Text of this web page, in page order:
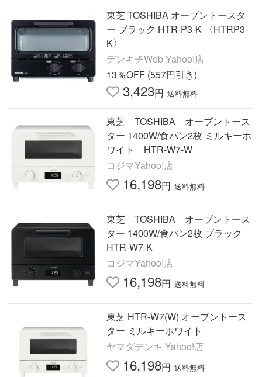
東芝 TOSHIBA オーブントースタ
ー ブラック HTR-P3-K 〈HTRP3-
K〉
デンキチWeb Yahoo!店
13％OFF (557円引き)
3,423円 送料無料
東芝 TOSHIBA オーブントース
ター 1400W/食パン2枚 ミルキーホ
ワイト HTR-W7-W
コジマYahoo!店
16,198円 送料無料
東芝 TOSHIBA オーブントース
ター 1400W/食パン2枚 ブラック
HTR-W7-K
コジマYahoo!店
16,198円 送料無料
東芝 HTR-W7(W) オーブントース
ター ミルキーホワイト
ヤマダデンキ Yahoo!店
16,198円 送料無料